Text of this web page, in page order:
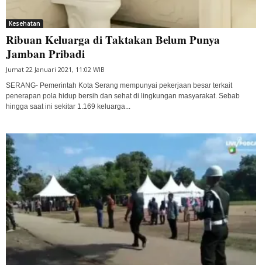
Kesehatan
Ribuan Keluarga di Taktakan Belum Punya
Jamban Pribadi
Jumat 22 Januari 2021, 11:02 WIB
SERANG- Pemerintah Kota Serang mempunyai pekerjaan besar terkait
penerapan pola hidup bersih dan sehat di lingkungan masyarakat. Sebab
hingga saat ini sekitar 1.169 keluarga...